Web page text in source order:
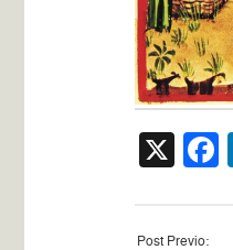
X
Post Previo: